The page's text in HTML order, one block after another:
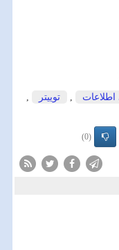
اطلاعات , توییتر
,
(0)